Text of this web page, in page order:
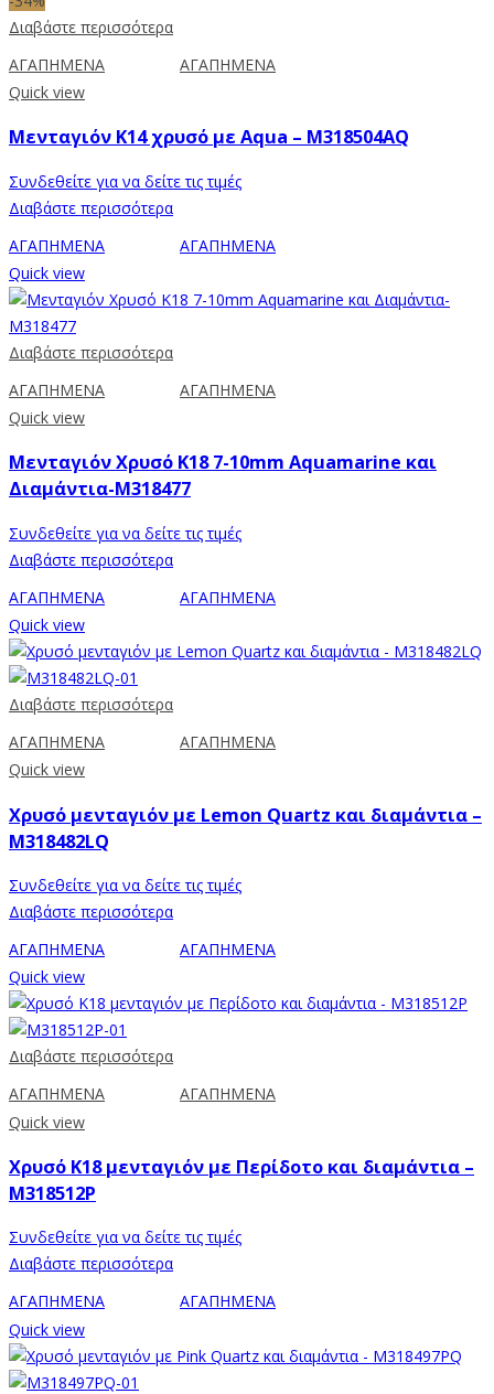
Διαβάστε περισσότερα
ΑΓΑΠΗΜΕΝΑ
ΑΓΑΠΗΜΕΝΑ
Quick view
Μενταγιόν Κ14 χρυσό με Aqua – M318504AQ
Συνδεθείτε για να δείτε τις τιμές
Διαβάστε περισσότερα
ΑΓΑΠΗΜΕΝΑ
ΑΓΑΠΗΜΕΝΑ
Quick view
Διαβάστε περισσότερα
ΑΓΑΠΗΜΕΝΑ
ΑΓΑΠΗΜΕΝΑ
Quick view
Μενταγιόν Χρυσό K18 7-10mm Aquamarine και
Διαμάντια-M318477
Συνδεθείτε για να δείτε τις τιμές
Διαβάστε περισσότερα
ΑΓΑΠΗΜΕΝΑ
ΑΓΑΠΗΜΕΝΑ
Quick view
Διαβάστε περισσότερα
ΑΓΑΠΗΜΕΝΑ
ΑΓΑΠΗΜΕΝΑ
Quick view
Χρυσό μενταγιόν με Lemon Quartz και διαμάντια –
M318482LQ
Συνδεθείτε για να δείτε τις τιμές
Διαβάστε περισσότερα
ΑΓΑΠΗΜΕΝΑ
ΑΓΑΠΗΜΕΝΑ
Quick view
Διαβάστε περισσότερα
ΑΓΑΠΗΜΕΝΑ
ΑΓΑΠΗΜΕΝΑ
Quick view
Χρυσό Κ18 μενταγιόν με Περίδοτο και διαμάντια –
M318512P
Συνδεθείτε για να δείτε τις τιμές
Διαβάστε περισσότερα
ΑΓΑΠΗΜΕΝΑ
ΑΓΑΠΗΜΕΝΑ
Quick view